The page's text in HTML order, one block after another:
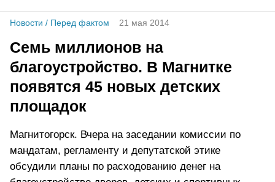
Новости / Перед фактом 21 мая 2014
Семь миллионов на
благоустройство. В Магнитке
появятся 45 новых детских
площадок
Магнитогорск. Вчера на заседании комиссии по
мандатам, регламенту и депутатской этике
обсудили планы по расходованию денег на